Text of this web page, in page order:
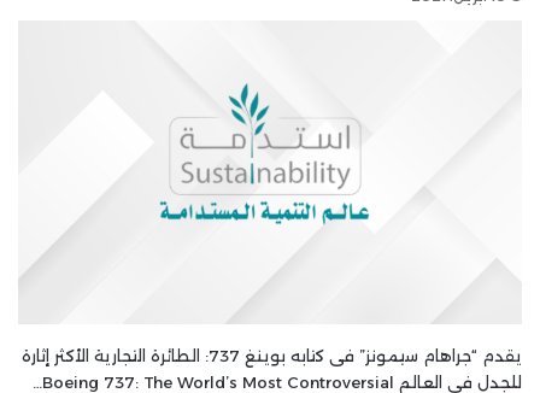
يقدم “جراهام سيمونز” فى كتابه بوينغ 737: الطائرة التجارية الأكثر إثارة
للجدل في العالم Boeing 737: The World’s Most Controversial…